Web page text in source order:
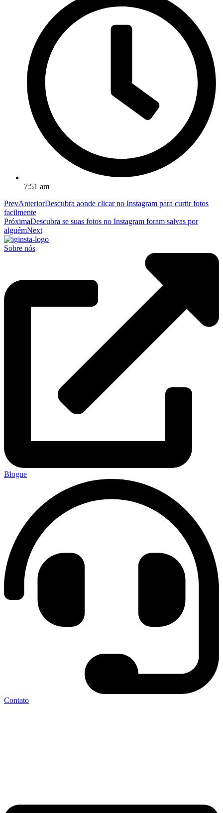
7:51 am
PrevAnteriorDescubra aonde clicar no Instagram para curtir fotos
facilmente
PróximaDescubra se suas fotos no Instagram foram salvas por
alguémNext
Sobre nós
Blogue
Contato